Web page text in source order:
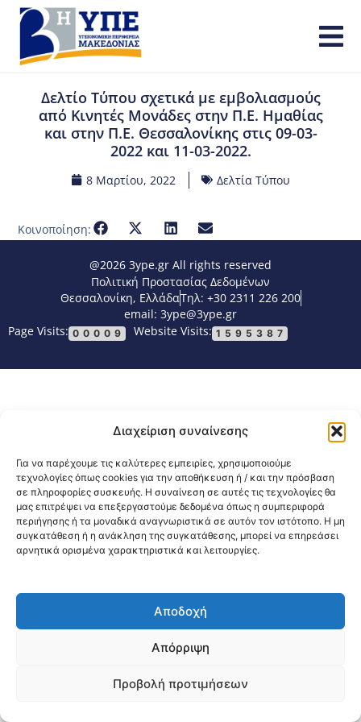
Διαχείριση συναίνεσης
Για να παρέχουμε τις καλύτερες εμπειρίες, χρησιμοποιούμε
τεχνολογίες όπως cookies για την αποθήκευση ή / και την πρόσβαση
σε πληροφορίες συσκευής. Η συναίνεση σε αυτές τις τεχνολογίες θα
μας επιτρέψει να επεξεργαστούμε δεδομένα όπως η συμπεριφορά
περιήγησης ή τα μοναδικά αναγνωριστικά σε αυτόν τον ιστότοπο. Η μη
συγκατάθεση ή η ανάκληση της συγκατάθεσης, μπορεί να επηρεάσει
αρνητικά ορισμένα χαρακτηριστικά και λειτουργίες.
Αποδοχή
Απόρριψη
Προβολή προτιμήσεων
Δελτίο Τύπου σχετικά με εμβολιασμούς
από Κινητές Μονάδες στην Π.Ε. Ημαθίας
και στην Π.Ε. Θεσσαλονίκης στις 09-03-
2022 και 11-03-2022.
8 Μαρτίου, 2022 Δελτία Τύπου
Κοινοποίηση:
@2026 3ype.gr All rights reserved
Πολιτική Προστασίας Δεδομένων
Θεσσαλονίκη, ΕλλάδαΤηλ: +30 2311 226 200
email: 3ype@3ype.gr
Page Visits: 00009 Website Visits: 1595387